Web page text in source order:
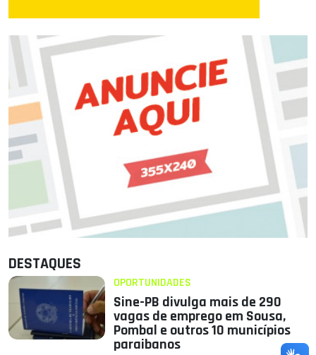
DESTAQUES
OPORTUNIDADES
Sine-PB divulga mais de 290
vagas de emprego em Sousa,
Pombal e outros 10 municípios
paraibanos